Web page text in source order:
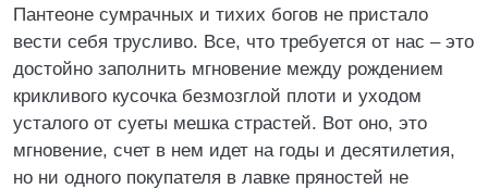
Пантеоне сумрачных и тихих богов не пристало
вести себя трусливо. Все, что требуется от нас – это
достойно заполнить мгновение между рождением
крикливого кусочка безмозглой плоти и уходом
усталого от суеты мешка страстей. Вот оно, это
мгновение, счет в нем идет на годы и десятилетия,
но ни одного покупателя в лавке пряностей не